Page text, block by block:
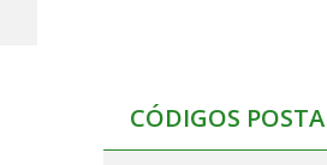
CÓDIGOS